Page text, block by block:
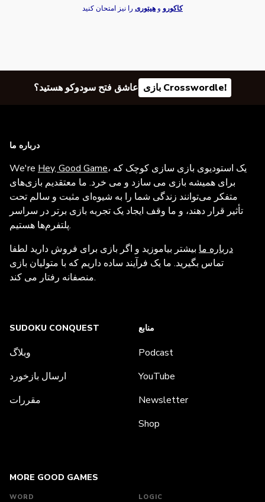
کاکورو و هیتوری را نیز امتحان کنید
عاشق فتح سودوکو هستید؟ بازی Crosswordle!
درباره ما
We're Hey, Good Game، یک استودیوی بازی سازی کوچک که
برای همیشه بازی می سازد و می خرد. ما معتقدیم بازی‌های
متفکر می‌توانند زندگی شما را به شیوه‌ای مثبت و سالم تحت
تأثیر قرار دهند، و ما وقف ایجاد یک تجربه بازی برتر در سراسر
پلتفرم‌ها هستیم.
درباره ما بیشتر بیاموزید و اگر بازی برای فروش دارید لطفا
تماس بگیرید. ما یک فرآیند ساده داریم که با متولیان بازی
منصفانه رفتار می کند.
MORE GOOD GAMES
WORD LOGIC
SUDOKU CONQUEST
وبلاگ
ارسال بازخورد
مقررات
منابع
Podcast
YouTube
Newsletter
Shop